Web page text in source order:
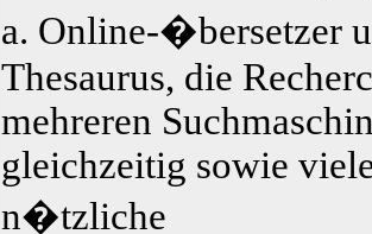
a. Online-�bersetzer
Thesaurus, die
mehreren
gleichzeitig sowie
n�tzliche